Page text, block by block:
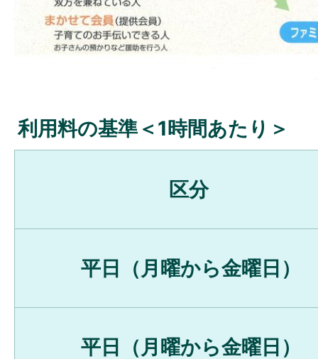
利用料の基準＜1時間あたり＞
区分
平日（月曜から金曜日）
平日（月曜から金曜日）